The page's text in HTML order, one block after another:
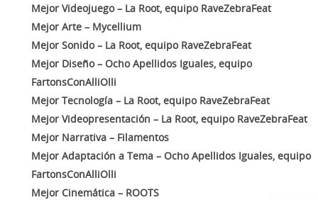
Mejor Videojuego – La Root, equipo RaveZebraFeat
Mejor Arte – Mycellium
Mejor Sonido – La Root, equipo RaveZebraFeat
Mejor Diseño – Ocho Apellidos Iguales, equipo
FartonsConAlliOlli
Mejor Tecnología – La Root, equipo RaveZebraFeat
Mejor Videopresentación – La Root, equipo RaveZebraFeat
Mejor Narrativa – Filamentos
Mejor Adaptación a Tema – Ocho Apellidos Iguales, equipo
FartonsConAlliOlli
Mejor Cinemática – ROOTS